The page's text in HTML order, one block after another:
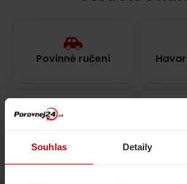
Souhlas Detaily
Povinné ručení